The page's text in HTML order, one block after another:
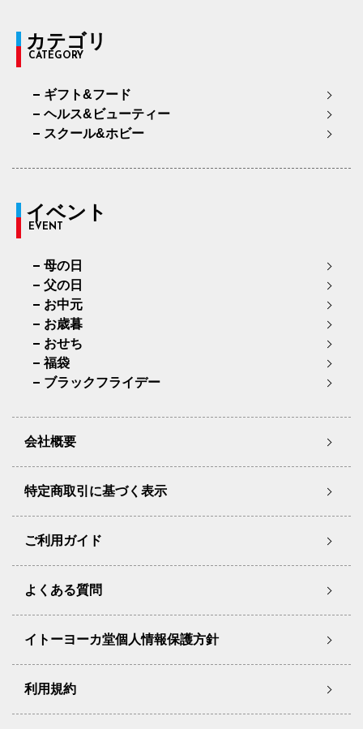
カテゴリ
CATEGORY
ギフト&フード
ヘルス&ビューティー
スクール&ホビー
イベント
EVENT
母の日
父の日
お中元
お歳暮
おせち
福袋
ブラックフライデー
会社概要
特定商取引に基づく表示
ご利用ガイド
よくある質問
イトーヨーカ堂個人情報保護方針
利用規約